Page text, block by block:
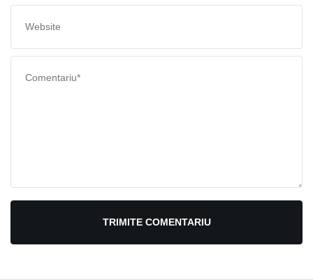
TRIMITE COMENTARIU